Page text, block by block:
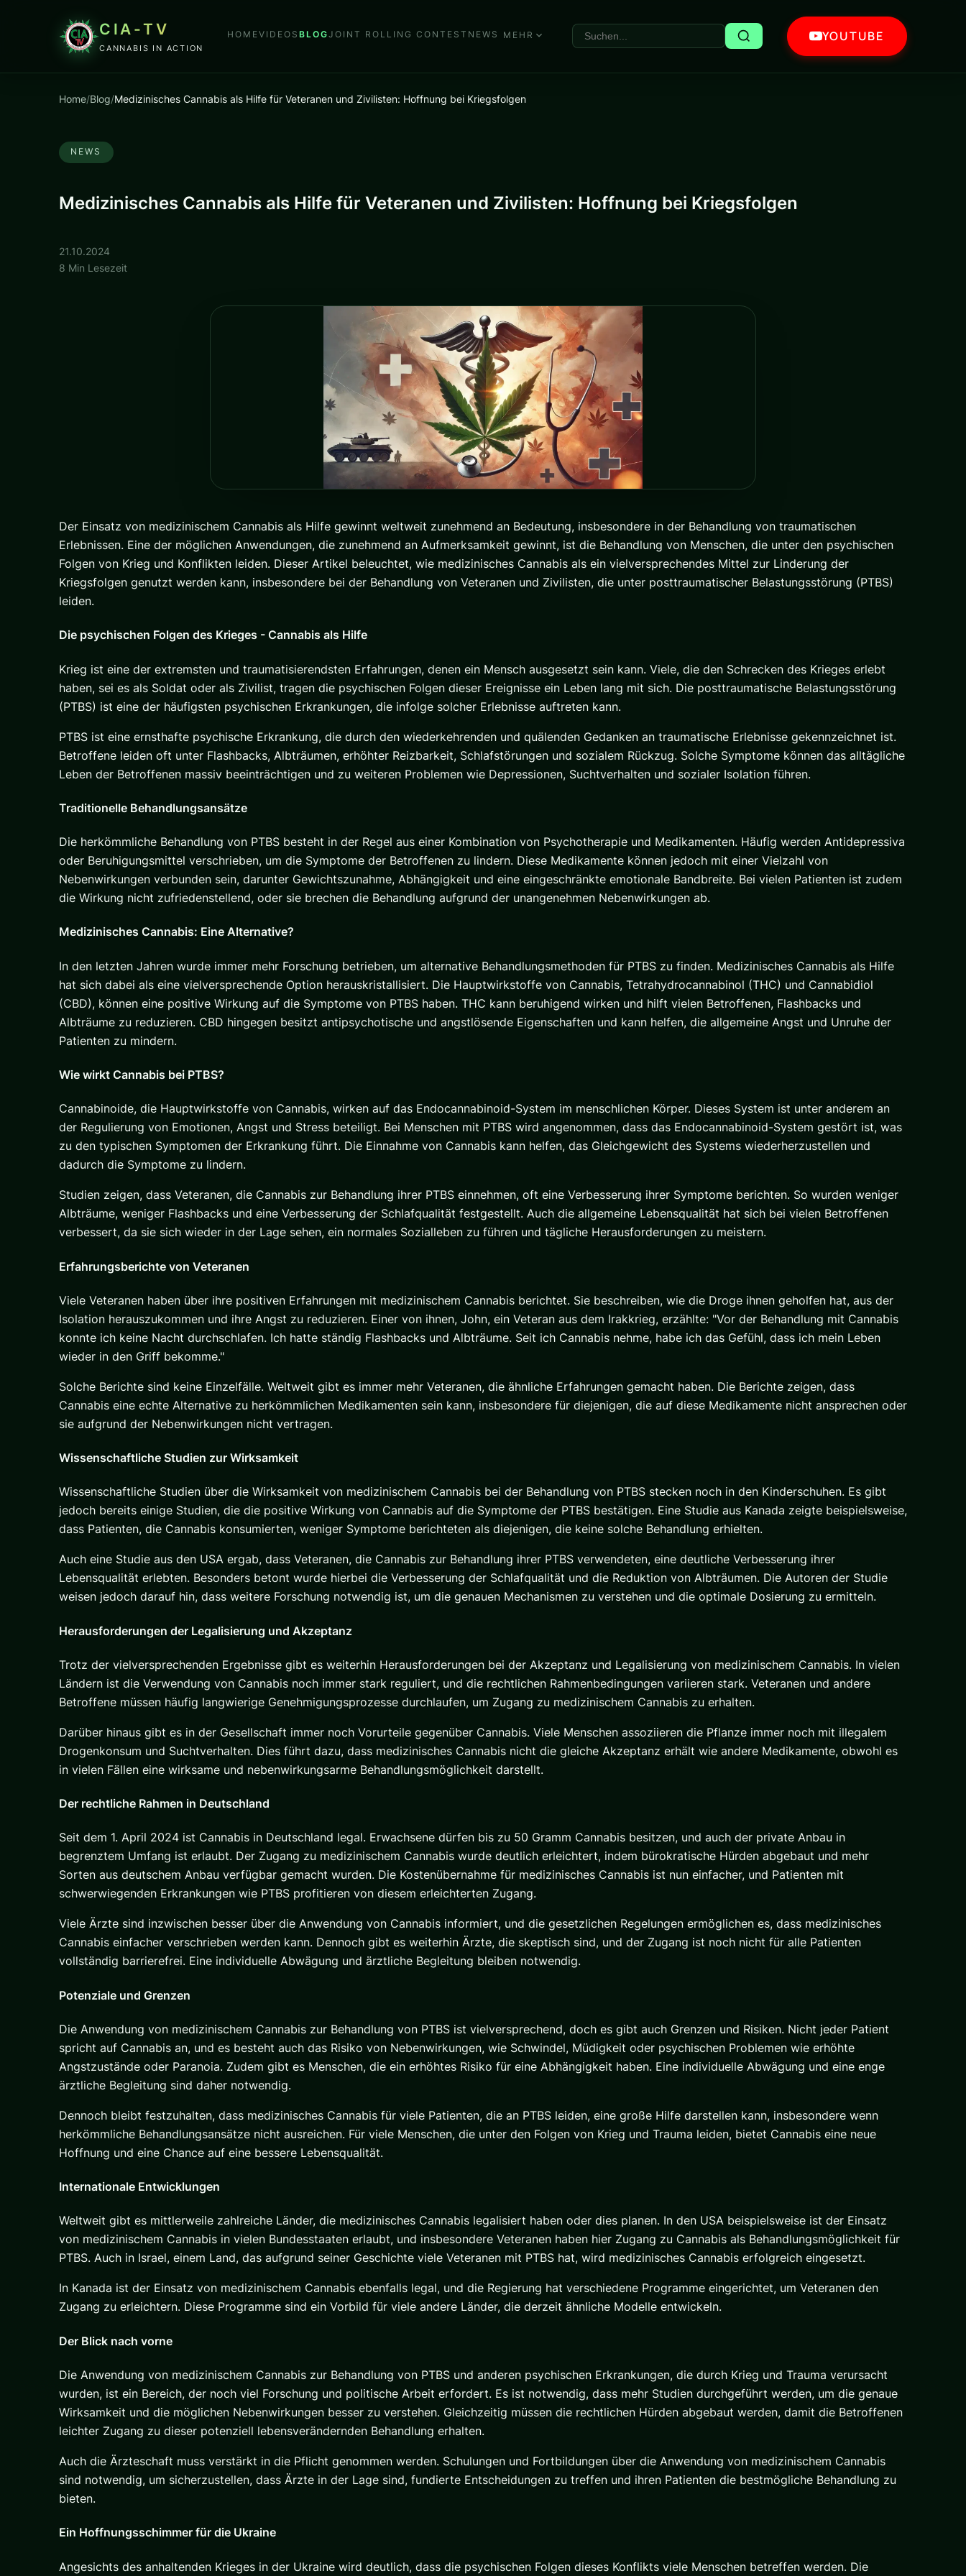
CIA-TV
CANNABIS IN ACTION
HOMEVIDEOSBLOGJOINT ROLLING CONTEST NEWS MEHR YOUTUBE
Home/Blog/Medizinisches Cannabis als Hilfe für Veteranen und Zivilisten: Hoffnung bei Kriegsfolgen
NEWS
Medizinisches Cannabis als Hilfe für Veteranen und Zivilisten: Hoffnung bei Kriegsfolgen
21.10.2024
8 Min Lesezeit
Der Einsatz von medizinischem Cannabis als Hilfe gewinnt weltweit zunehmend an Bedeutung, insbesondere in der Behandlung von traumatischen
Erlebnissen. Eine der möglichen Anwendungen, die zunehmend an Aufmerksamkeit gewinnt, ist die Behandlung von Menschen, die unter den psychischen
Folgen von Krieg und Konflikten leiden. Dieser Artikel beleuchtet, wie medizinisches Cannabis als ein vielversprechendes Mittel zur Linderung der
Kriegsfolgen genutzt werden kann, insbesondere bei der Behandlung von Veteranen und Zivilisten, die unter posttraumatischer Belastungsstörung (PTBS)
leiden.
Die psychischen Folgen des Krieges - Cannabis als Hilfe
Krieg ist eine der extremsten und traumatisierendsten Erfahrungen, denen ein Mensch ausgesetzt sein kann. Viele, die den Schrecken des Krieges erlebt
haben, sei es als Soldat oder als Zivilist, tragen die psychischen Folgen dieser Ereignisse ein Leben lang mit sich. Die posttraumatische Belastungsstörung
(PTBS) ist eine der häufigsten psychischen Erkrankungen, die infolge solcher Erlebnisse auftreten kann.
PTBS ist eine ernsthafte psychische Erkrankung, die durch den wiederkehrenden und quälenden Gedanken an traumatische Erlebnisse gekennzeichnet ist.
Betroffene leiden oft unter Flashbacks, Albträumen, erhöhter Reizbarkeit, Schlafstörungen und sozialem Rückzug. Solche Symptome können das alltägliche
Leben der Betroffenen massiv beeinträchtigen und zu weiteren Problemen wie Depressionen, Suchtverhalten und sozialer Isolation führen.
Traditionelle Behandlungsansätze
Die herkömmliche Behandlung von PTBS besteht in der Regel aus einer Kombination von Psychotherapie und Medikamenten. Häufig werden Antidepressiva
oder Beruhigungsmittel verschrieben, um die Symptome der Betroffenen zu lindern. Diese Medikamente können jedoch mit einer Vielzahl von
Nebenwirkungen verbunden sein, darunter Gewichtszunahme, Abhängigkeit und eine eingeschränkte emotionale Bandbreite. Bei vielen Patienten ist zudem
die Wirkung nicht zufriedenstellend, oder sie brechen die Behandlung aufgrund der unangenehmen Nebenwirkungen ab.
Medizinisches Cannabis: Eine Alternative?
In den letzten Jahren wurde immer mehr Forschung betrieben, um alternative Behandlungsmethoden für PTBS zu finden. Medizinisches Cannabis als Hilfe
hat sich dabei als eine vielversprechende Option herauskristallisiert. Die Hauptwirkstoffe von Cannabis, Tetrahydrocannabinol (THC) und Cannabidiol
(CBD), können eine positive Wirkung auf die Symptome von PTBS haben. THC kann beruhigend wirken und hilft vielen Betroffenen, Flashbacks und
Albträume zu reduzieren. CBD hingegen besitzt antipsychotische und angstlösende Eigenschaften und kann helfen, die allgemeine Angst und Unruhe der
Patienten zu mindern.
Wie wirkt Cannabis bei PTBS?
Cannabinoide, die Hauptwirkstoffe von Cannabis, wirken auf das Endocannabinoid-System im menschlichen Körper. Dieses System ist unter anderem an
der Regulierung von Emotionen, Angst und Stress beteiligt. Bei Menschen mit PTBS wird angenommen, dass das Endocannabinoid-System gestört ist, was
zu den typischen Symptomen der Erkrankung führt. Die Einnahme von Cannabis kann helfen, das Gleichgewicht des Systems wiederherzustellen und
dadurch die Symptome zu lindern.
Studien zeigen, dass Veteranen, die Cannabis zur Behandlung ihrer PTBS einnehmen, oft eine Verbesserung ihrer Symptome berichten. So wurden weniger
Albträume, weniger Flashbacks und eine Verbesserung der Schlafqualität festgestellt. Auch die allgemeine Lebensqualität hat sich bei vielen Betroffenen
verbessert, da sie sich wieder in der Lage sehen, ein normales Sozialleben zu führen und tägliche Herausforderungen zu meistern.
Erfahrungsberichte von Veteranen
Viele Veteranen haben über ihre positiven Erfahrungen mit medizinischem Cannabis berichtet. Sie beschreiben, wie die Droge ihnen geholfen hat, aus der
Isolation herauszukommen und ihre Angst zu reduzieren. Einer von ihnen, John, ein Veteran aus dem Irakkrieg, erzählte: "Vor der Behandlung mit Cannabis
konnte ich keine Nacht durchschlafen. Ich hatte ständig Flashbacks und Albträume. Seit ich Cannabis nehme, habe ich das Gefühl, dass ich mein Leben
wieder in den Griff bekomme."
Solche Berichte sind keine Einzelfälle. Weltweit gibt es immer mehr Veteranen, die ähnliche Erfahrungen gemacht haben. Die Berichte zeigen, dass
Cannabis eine echte Alternative zu herkömmlichen Medikamenten sein kann, insbesondere für diejenigen, die auf diese Medikamente nicht ansprechen oder
sie aufgrund der Nebenwirkungen nicht vertragen.
Wissenschaftliche Studien zur Wirksamkeit
Wissenschaftliche Studien über die Wirksamkeit von medizinischem Cannabis bei der Behandlung von PTBS stecken noch in den Kinderschuhen. Es gibt
jedoch bereits einige Studien, die die positive Wirkung von Cannabis auf die Symptome der PTBS bestätigen. Eine Studie aus Kanada zeigte beispielsweise,
dass Patienten, die Cannabis konsumierten, weniger Symptome berichteten als diejenigen, die keine solche Behandlung erhielten.
Auch eine Studie aus den USA ergab, dass Veteranen, die Cannabis zur Behandlung ihrer PTBS verwendeten, eine deutliche Verbesserung ihrer
Lebensqualität erlebten. Besonders betont wurde hierbei die Verbesserung der Schlafqualität und die Reduktion von Albträumen. Die Autoren der Studie
weisen jedoch darauf hin, dass weitere Forschung notwendig ist, um die genauen Mechanismen zu verstehen und die optimale Dosierung zu ermitteln.
Herausforderungen der Legalisierung und Akzeptanz
Trotz der vielversprechenden Ergebnisse gibt es weiterhin Herausforderungen bei der Akzeptanz und Legalisierung von medizinischem Cannabis. In vielen
Ländern ist die Verwendung von Cannabis noch immer stark reguliert, und die rechtlichen Rahmenbedingungen variieren stark. Veteranen und andere
Betroffene müssen häufig langwierige Genehmigungsprozesse durchlaufen, um Zugang zu medizinischem Cannabis zu erhalten.
Darüber hinaus gibt es in der Gesellschaft immer noch Vorurteile gegenüber Cannabis. Viele Menschen assoziieren die Pflanze immer noch mit illegalem
Drogenkonsum und Suchtverhalten. Dies führt dazu, dass medizinisches Cannabis nicht die gleiche Akzeptanz erhält wie andere Medikamente, obwohl es
in vielen Fällen eine wirksame und nebenwirkungsarme Behandlungsmöglichkeit darstellt.
Der rechtliche Rahmen in Deutschland
Seit dem 1. April 2024 ist Cannabis in Deutschland legal. Erwachsene dürfen bis zu 50 Gramm Cannabis besitzen, und auch der private Anbau in
begrenztem Umfang ist erlaubt. Der Zugang zu medizinischem Cannabis wurde deutlich erleichtert, indem bürokratische Hürden abgebaut und mehr
Sorten aus deutschem Anbau verfügbar gemacht wurden. Die Kostenübernahme für medizinisches Cannabis ist nun einfacher, und Patienten mit
schwerwiegenden Erkrankungen wie PTBS profitieren von diesem erleichterten Zugang.
Viele Ärzte sind inzwischen besser über die Anwendung von Cannabis informiert, und die gesetzlichen Regelungen ermöglichen es, dass medizinisches
Cannabis einfacher verschrieben werden kann. Dennoch gibt es weiterhin Ärzte, die skeptisch sind, und der Zugang ist noch nicht für alle Patienten
vollständig barrierefrei. Eine individuelle Abwägung und ärztliche Begleitung bleiben notwendig.
Potenziale und Grenzen
Die Anwendung von medizinischem Cannabis zur Behandlung von PTBS ist vielversprechend, doch es gibt auch Grenzen und Risiken. Nicht jeder Patient
spricht auf Cannabis an, und es besteht auch das Risiko von Nebenwirkungen, wie Schwindel, Müdigkeit oder psychischen Problemen wie erhöhte
Angstzustände oder Paranoia. Zudem gibt es Menschen, die ein erhöhtes Risiko für eine Abhängigkeit haben. Eine individuelle Abwägung und eine enge
ärztliche Begleitung sind daher notwendig.
Dennoch bleibt festzuhalten, dass medizinisches Cannabis für viele Patienten, die an PTBS leiden, eine große Hilfe darstellen kann, insbesondere wenn
herkömmliche Behandlungsansätze nicht ausreichen. Für viele Menschen, die unter den Folgen von Krieg und Trauma leiden, bietet Cannabis eine neue
Hoffnung und eine Chance auf eine bessere Lebensqualität.
Internationale Entwicklungen
Weltweit gibt es mittlerweile zahlreiche Länder, die medizinisches Cannabis legalisiert haben oder dies planen. In den USA beispielsweise ist der Einsatz
von medizinischem Cannabis in vielen Bundesstaaten erlaubt, und insbesondere Veteranen haben hier Zugang zu Cannabis als Behandlungsmöglichkeit für
PTBS. Auch in Israel, einem Land, das aufgrund seiner Geschichte viele Veteranen mit PTBS hat, wird medizinisches Cannabis erfolgreich eingesetzt.
In Kanada ist der Einsatz von medizinischem Cannabis ebenfalls legal, und die Regierung hat verschiedene Programme eingerichtet, um Veteranen den
Zugang zu erleichtern. Diese Programme sind ein Vorbild für viele andere Länder, die derzeit ähnliche Modelle entwickeln.
Der Blick nach vorne
Die Anwendung von medizinischem Cannabis zur Behandlung von PTBS und anderen psychischen Erkrankungen, die durch Krieg und Trauma verursacht
wurden, ist ein Bereich, der noch viel Forschung und politische Arbeit erfordert. Es ist notwendig, dass mehr Studien durchgeführt werden, um die genaue
Wirksamkeit und die möglichen Nebenwirkungen besser zu verstehen. Gleichzeitig müssen die rechtlichen Hürden abgebaut werden, damit die Betroffenen
leichter Zugang zu dieser potenziell lebensverändernden Behandlung erhalten.
Auch die Ärzteschaft muss verstärkt in die Pflicht genommen werden. Schulungen und Fortbildungen über die Anwendung von medizinischem Cannabis
sind notwendig, um sicherzustellen, dass Ärzte in der Lage sind, fundierte Entscheidungen zu treffen und ihren Patienten die bestmögliche Behandlung zu
bieten.
Ein Hoffnungsschimmer für die Ukraine
Angesichts des anhaltenden Krieges in der Ukraine wird deutlich, dass die psychischen Folgen dieses Konflikts viele Menschen betreffen werden. Die